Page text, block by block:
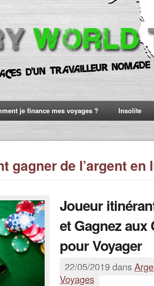
je finance mes voyages ? Insolite
gagner de l’argent en
Joueur
et Gagnez aux
pour Voyager
22/05/2019 dans
Voyages